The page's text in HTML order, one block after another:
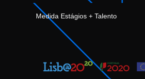
Medida Estágios + Talento